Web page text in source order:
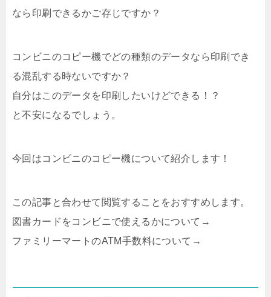
なら印刷できるかご存じですか？
コンビニのコピー機でどの種類のデータなら印刷でき
る混乱する時ないですか？
自分はこのデータを印刷したいけどできる！？
と不安になるでしょう。
今回はコンビニのコピー機について紹介します！
この記事と合わせて閲覧することをおすすめします。
図書カードをコンビニで使えるかについて→
ファミリーマートのATM手数料について→